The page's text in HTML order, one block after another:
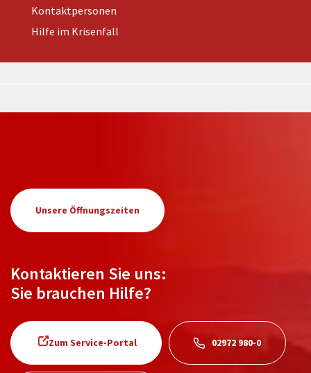
Kontaktpersonen
Hilfe im Krisenfall
Unsere Öffnungszeiten
Kontaktieren Sie uns:
Sie brauchen Hilfe?
Zum Service-Portal 02972 980-0